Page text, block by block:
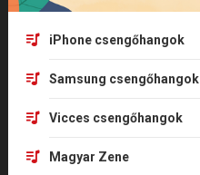
iPhone csengőhangok
Samsung csengőhangok
Vicces csengőhangok
Magyar Zene